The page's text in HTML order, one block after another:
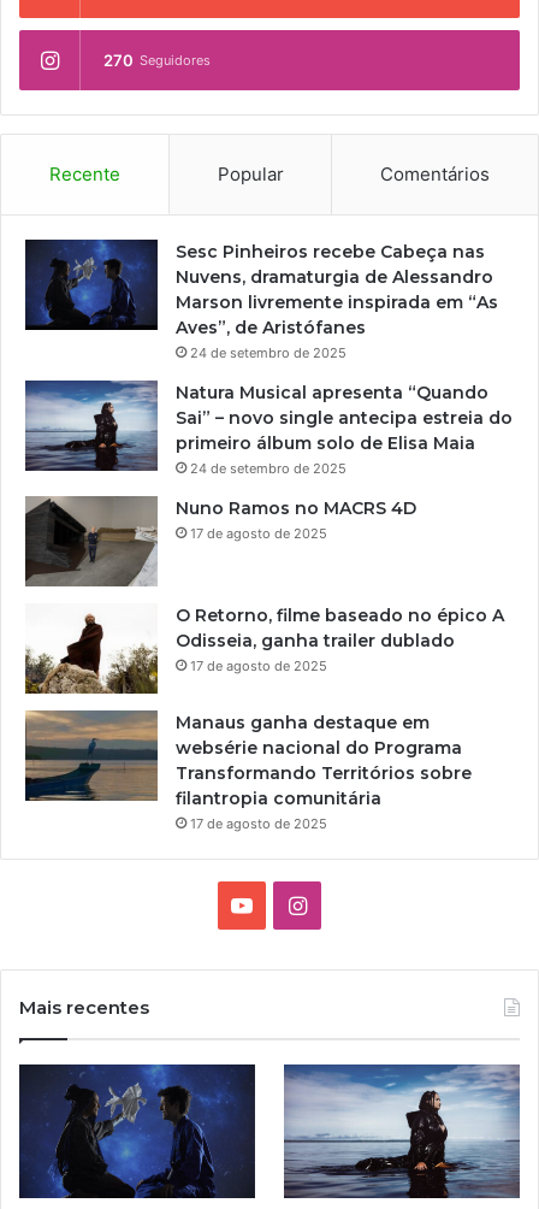
270 Seguidores
Recente Popular Comentários
Sesc Pinheiros recebe Cabeça nas
Nuvens, dramaturgia de Alessandro
Marson livremente inspirada em “As
Aves”, de Aristófanes
24 de setembro de 2025
Natura Musical apresenta “Quando
Sai” – novo single antecipa estreia do
primeiro álbum solo de Elisa Maia
24 de setembro de 2025
Nuno Ramos no MACRS 4D
17 de agosto de 2025
O Retorno, filme baseado no épico A
Odisseia, ganha trailer dublado
17 de agosto de 2025
Manaus ganha destaque em
websérie nacional do Programa
Transformando Territórios sobre
filantropia comunitária
17 de agosto de 2025
e
I
g
r
Mais recentes